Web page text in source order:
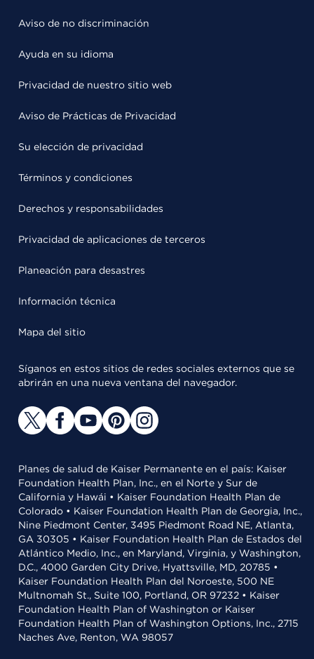
Aviso de no discriminación
Ayuda en su idioma
Privacidad de nuestro sitio web
Aviso de Prácticas de Privacidad
Su elección de privacidad
Términos y condiciones
Derechos y responsabilidades
Privacidad de aplicaciones de terceros
Planeación para desastres
Información técnica
Mapa del sitio
Síganos en estos sitios de redes sociales externos que se
abrirán en una nueva ventana del navegador.
Planes de salud de Kaiser Permanente en el país: Kaiser
Foundation Health Plan, Inc., en el Norte y Sur de
California y Hawái • Kaiser Foundation Health Plan de
Colorado • Kaiser Foundation Health Plan de Georgia, Inc.,
Nine Piedmont Center, 3495 Piedmont Road NE, Atlanta,
GA 30305 • Kaiser Foundation Health Plan de Estados del
Atlántico Medio, Inc., en Maryland, Virginia, y Washington,
D.C., 4000 Garden City Drive, Hyattsville, MD, 20785 •
Kaiser Foundation Health Plan del Noroeste, 500 NE
Multnomah St., Suite 100, Portland, OR 97232 • Kaiser
Foundation Health Plan of Washington or Kaiser
Foundation Health Plan of Washington Options, Inc., 2715
Naches Ave, Renton, WA 98057